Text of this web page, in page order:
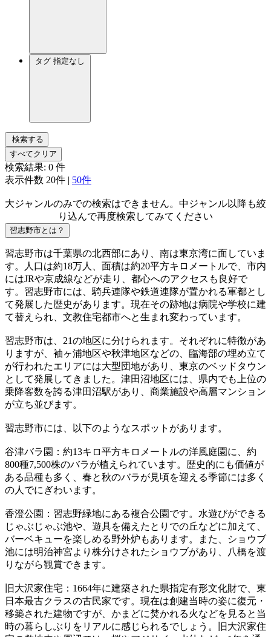
タグ 指定なし
検索する
すべてクリア
検索結果: 0 件
表示件数 20件 | 50件
大ジャンルのみでの検索はできません。中ジャンル以降も絞
り込んで再度検索してみてください
習志野市とは？
習志野市は千葉県の北西部にあり、南は東京湾に面していま
す。人口は約18万人、面積は約20平方キロメートルで、市内
にはJRや京成線などが走り、都心へのアクセスも良好で
す。習志野市には、騎兵連隊や鉄道連隊が置かれる軍都とし
て発展した歴史があります。現在その跡地は病院や学校に建
て替えられ、文教住宅都市へと生まれ変わっています。
習志野市は、21の地区に分けられます。それぞれに特徴があ
りますが、袖ヶ浦地区や秋津地区などの、臨海部の埋め立て
が行われたエリアには大型団地があり、東京のベッドタウン
として発展してきました。津田沼地区には、県内でも上位の
乗降客数を誇る津田沼駅があり、商業施設や高層マンション
が立ち並びます。
習志野市には、以下のようなスポットがあります。
谷津バラ園：約13キロ平方キロメートルの洋風庭園に、約
800種7,500株のバラが植えられています。歴史的にも価値が
ある品種も多く、春と秋のバラが見頃を迎える季節には多く
の人でにぎわいます。
香澄公園：習志野緑地にある複合公園です。水遊びができる
じゃぶじゃぶ池や、遊具を備えたとりでの丘などに加えて、
バーベキューを楽しめる野外炉もあります。また、ショウブ
池には明治神宮より株分けされたショウブがあり、八橋を渡
りながら観賞できます。
旧大沢家住宅：1664年に建築された県指定有形文化財で、東
日本最古クラスの古民家です。現在は創建当時の姿に復元・
移築された建物ですが、かまどに焚かれる火などを見ると当
時の暮らしぶりをリアルに感じられるでしょう。旧大沢家住